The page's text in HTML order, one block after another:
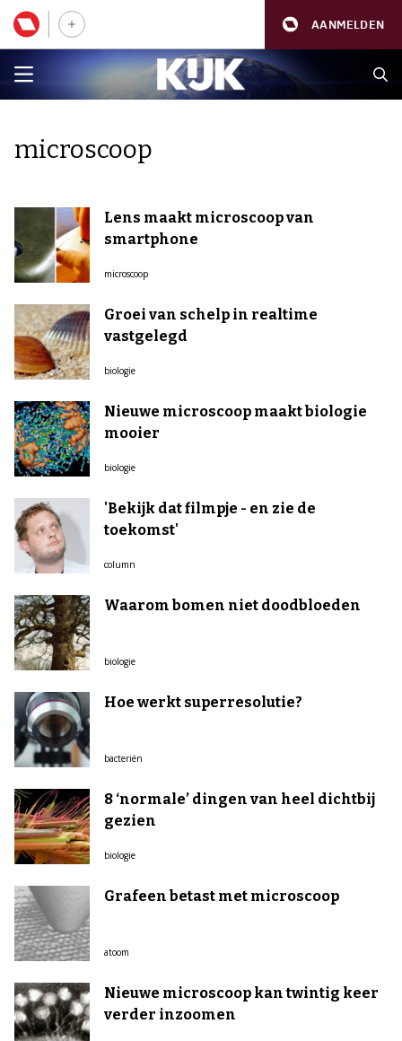
AANMELDEN
microscoop
Lens maakt microscoop van
smartphone
microscoop
Groei van schelp in realtime
vastgelegd
biologie
Nieuwe microscoop maakt biologie
mooier
biologie
'Bekijk dat filmpje - en zie de
toekomst'
column
Waarom bomen niet doodbloeden
biologie
Hoe werkt superresolutie?
bacteriën
8 ‘normale’ dingen van heel dichtbij
gezien
biologie
Grafeen betast met microscoop
atoom
Nieuwe microscoop kan twintig keer
verder inzoomen